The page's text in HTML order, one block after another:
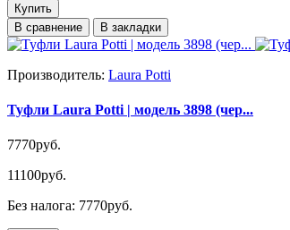
Купить
В сравнение
В закладки
Производитель: Laura Potti
Туфли Laura Potti | модель 3898 (чер...
7770руб.
11100руб.
Без налога: 7770руб.